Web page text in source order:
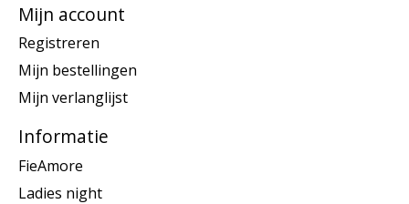
Mijn account
Registreren
Mijn bestellingen
Mijn verlanglijst
Informatie
FieAmore
Ladies night